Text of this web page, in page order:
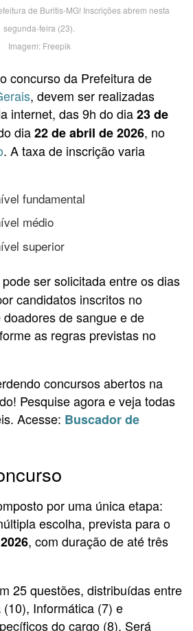
de Buritis-MG! Inscrições abrem nesta
segunda-feira (23).
Imagem: Freepik
concurso da Prefeitura de
, devem ser realizadas
internet, das 9h do dia23 de
dia22 de abril de 2026, no
. A taxa de inscrição varia
fundamental
médio
superior
pode ser solicitada entre os dias
candidatos inscritos no
de sangue e de
as regras previstas no
concursos abertos na
Pesquise agora e veja todas
Acesse: Buscador de
por uma única etapa:
escolha, prevista para o
, com duração de até três
25 questões, distribuídas entre
Informática (7) e
do cargo (8). Será